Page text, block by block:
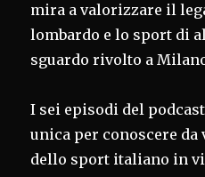
mira a valorizzare il
lombardo e lo sport di
sguardo rivolto a
I sei episodi del
unica per conoscere
dello sport italiano in